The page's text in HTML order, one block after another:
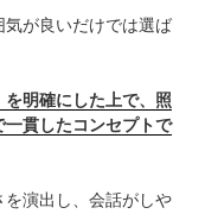
が良いだけでは選ば
を明確にした上で、照
貫したコンセプトで
演出し、会話がしや